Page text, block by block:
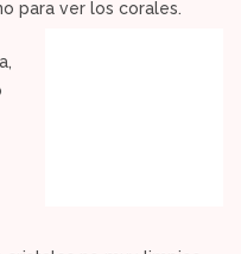
para ver los corales.